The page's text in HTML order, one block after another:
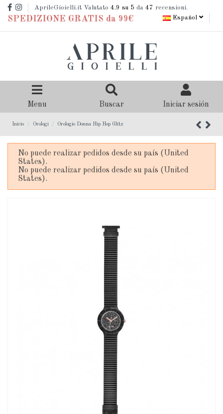
AprileGioielli.it Valutato 4.9 su 5 da 47 recensioni.
SPEDIZIONE GRATIS da 99€ Español
Menu Buscar Iniciar sesión
Inicio Orologi Orologio Donna Hip Hop Glitz
No puede realizar pedidos desde su país (United
States).
No puede realizar pedidos desde su país (United
States).